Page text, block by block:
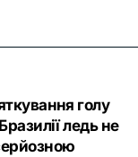
голу
ледь не